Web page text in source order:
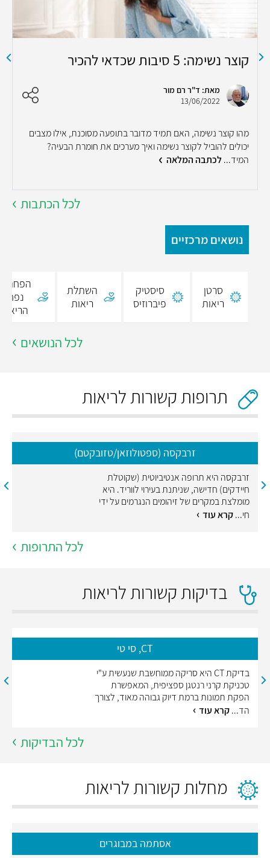
קוצר נשימה: 5 סיבות שכדאי להכיר
מאת: ד"ר רם מור
13/06/2022
מהו קוצר נשימה, האם תמיד מדובר בתופעה מסוכנת, אילו מצבים
יכולים להוביל לקוצר נשימה ואיך מערכים את חומרת הבעיה?
המיד...לכתבה המלאה
לכל הכתבות
נושאים מרכזיים
סרטן
ריאות
סיסטיק
פיברוזיס
השתלת
ריאות
הפחתת
נפח
הריאה
לכל הנושאים
תרופות קשורות לריאות
זרבקסה (ספטולוזאן/טזובקטם)
זרבקסה היא תרופה אנטיביוטית (שקוטלת
חיידקים) חדישה, שניתנת בעירוי לווריד. היא
מומלצת במקרים של זיהומים הנגרמים על ידי
חי...קרא עוד
לכל התרופות
בדיקות קשורות לריאות
CT, סי טי
בדיקת CT היא סריקה ממוחשבת שנעשית ע"י
טכניקת קרני רנטגן ספציפית, המאפשרת
הפקת תמונות ברמת דיוק גבוהה מאוד, לצורך
הד...קרא עוד
לכל הבדיקות
מחלות קשורות לריאות
אסתמה במבוגרים